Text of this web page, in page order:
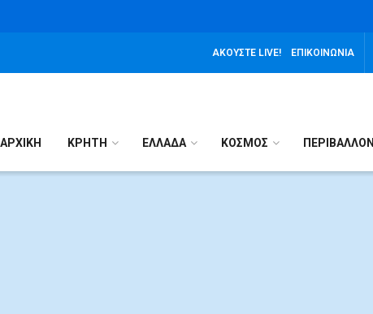
ΑΚΟΎΣΤΕ LIVE! ΕΠΙΚΟΙΝΩΝΊΑ
ΑΡΧΙΚΉ ΚΡΗΤΗ ΕΛΛΑΔΑ ΚΟΣΜΟΣ ΠΕΡΙΒΑΛΛΟΝ